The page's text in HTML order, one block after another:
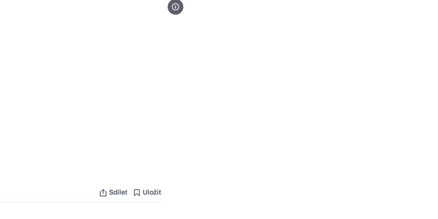
Foto Pixabay
Sdílet Uložit